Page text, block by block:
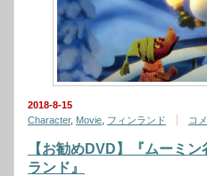
2018-8-15
Character, Movie フィンランド コ
【お勧めDVD】『ムーミ
ランド』